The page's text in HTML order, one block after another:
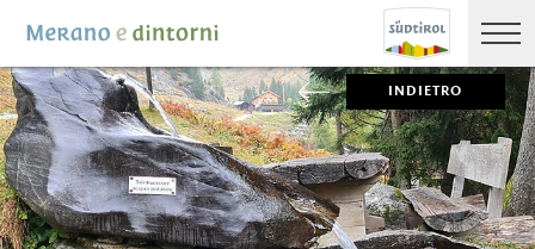
INDIETRO